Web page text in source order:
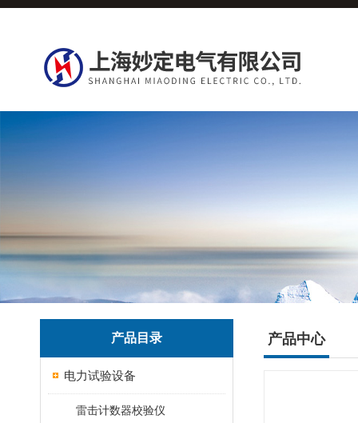
产品目录
电力试验设备
雷击计数器校验仪
产品中心